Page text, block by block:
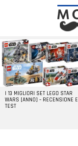
LATEST
STORIES
I 13 MIGLIORI SET LEGO STAR
WARS [ANNO] – RECENSIONE E
TEST